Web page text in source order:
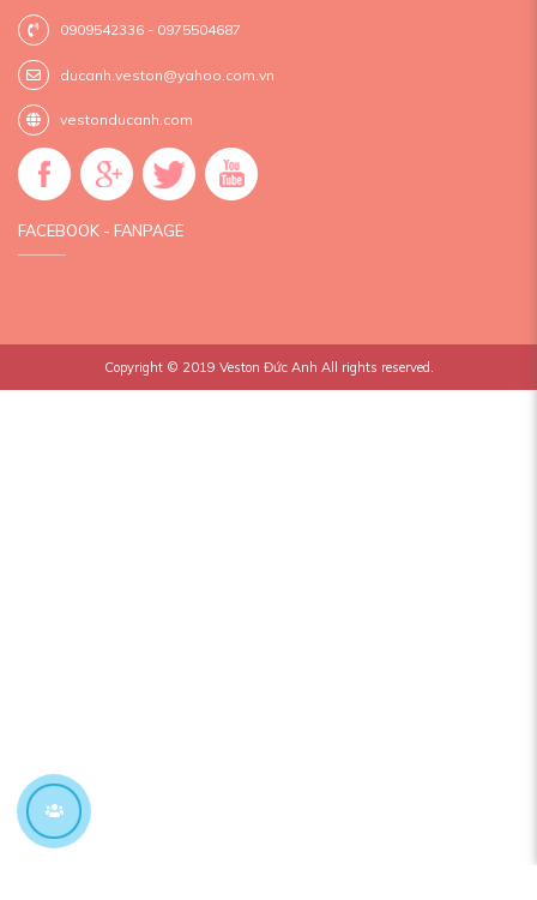
0909542336 - 0975504687
ducanh.veston@yahoo.com.vn
vestonducanh.com
FACEBOOK - FANPAGE
Copyright © 2019 Veston Đức Anh All rights reserved.